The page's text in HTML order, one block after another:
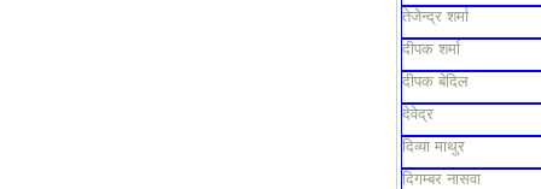
तेजेन्द्र शर्मा
दीपक शर्मा
दीपक बेदिल
देवेद्र
दिव्या माथुर
दिगम्बर नासवा